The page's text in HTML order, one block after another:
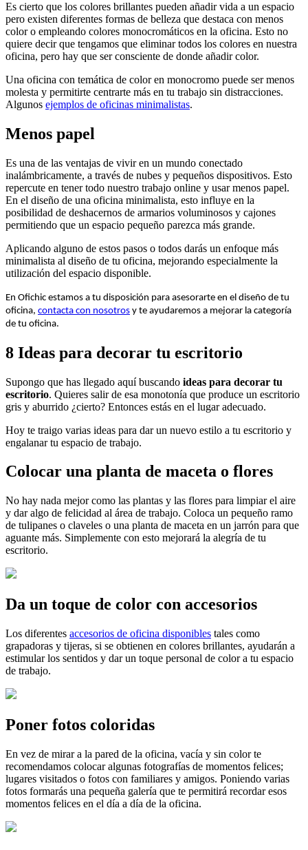
Es cierto que los colores brillantes pueden añadir vida a un espacio
pero existen diferentes formas de belleza que destaca con menos
color o empleando colores monocromáticos en la oficina. Esto no
quiere decir que tengamos que eliminar todos los colores en nuestra
oficina, pero hay que ser consciente de donde añadir color.
Una oficina con temática de color en monocromo puede ser menos
molesta y permitirte centrarte más en tu trabajo sin distracciones.
Algunos ejemplos de oficinas minimalistas.
Menos papel
Es una de las ventajas de vivir en un mundo conectado
inalámbricamente, a través de nubes y pequeños dispositivos. Esto
repercute en tener todo nuestro trabajo online y usar menos papel.
En el diseño de una oficina minimalista, esto influye en la
posibilidad de deshacernos de armarios voluminosos y cajones
permitiendo que un espacio pequeño parezca más grande.
Aplicando alguno de estos pasos o todos darás un enfoque más
minimalista al diseño de tu oficina, mejorando especialmente la
utilización del espacio disponible.
En Ofichic estamos a tu disposición para asesorarte en el diseño de tu
oficina, contacta con nosotros y te ayudaremos a mejorar la categoría
de tu oficina.
8 Ideas para decorar tu escritorio
Supongo que has llegado aquí buscando ideas para decorar tu
escritorio. Quieres salir de esa monotonía que produce un escritorio
gris y aburrido ¿cierto? Entonces estás en el lugar adecuado.
Hoy te traigo varias ideas para dar un nuevo estilo a tu escritorio y
engalanar tu espacio de trabajo.
Colocar una planta de maceta o flores
No hay nada mejor como las plantas y las flores para limpiar el aire
y dar algo de felicidad al área de trabajo. Coloca un pequeño ramo
de tulipanes o claveles o una planta de maceta en un jarrón para que
aguante más. Simplemente con esto mejorará la alegría de tu
escritorio.
Da un toque de color con accesorios
Los diferentes accesorios de oficina disponibles tales como
grapadoras y tijeras, si se obtienen en colores brillantes, ayudarán a
estimular los sentidos y dar un toque personal de color a tu espacio
de trabajo.
Poner fotos coloridas
En vez de mirar a la pared de la oficina, vacía y sin color te
recomendamos colocar algunas fotografías de momentos felices;
lugares visitados o fotos con familiares y amigos. Poniendo varias
fotos formarás una pequeña galería que te permitirá recordar esos
momentos felices en el día a día de la oficina.